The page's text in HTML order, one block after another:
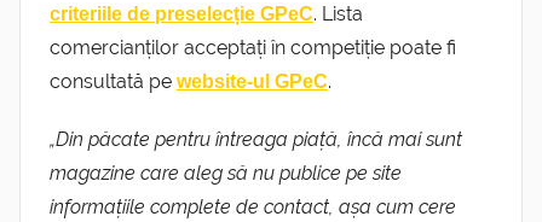
criteriile de preselecție GPeC. Lista
comercianților acceptați în competiție poate fi
consultată pe website-ul GPeC.
„Din păcate pentru întreaga piață, încă mai sunt
magazine care aleg să nu publice pe site
informațiile complete de contact, așa cum cere